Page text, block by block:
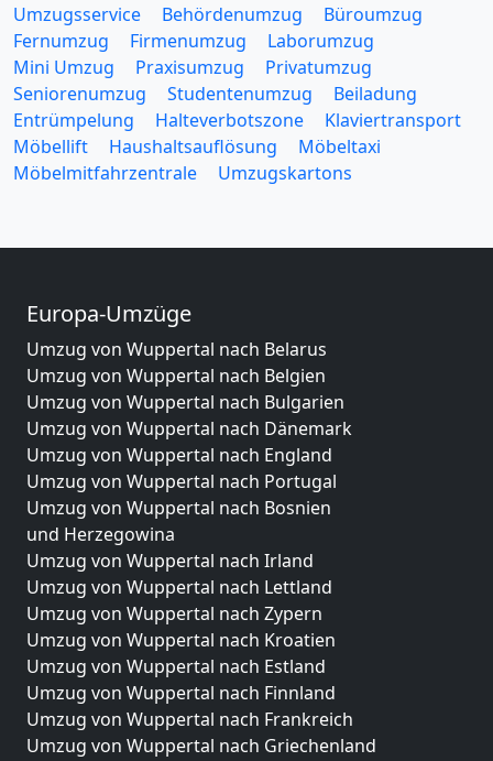
Umzugsservice Behördenumzug
Büroumzug
Fernumzug
Firmenumzug
Laborumzug
Mini Umzug
Praxisumzug
Privatumzug
Seniorenumzug
Studentenumzug
Beiladung
Entrümpelung
Halteverbotszone
Klaviertransport
Möbellift
Haushaltsauflösung
Möbeltaxi
Möbelmitfahrzentrale
Umzugskartons
Europa-Umzüge
Umzug von Wuppertal nach Belarus
Umzug von Wuppertal nach Belgien
Umzug von Wuppertal nach Bulgarien
Umzug von Wuppertal nach Dänemark
Umzug von Wuppertal nach England
Umzug von Wuppertal nach Portugal
Umzug von Wuppertal nach Bosnien
und Herzegowina
Umzug von Wuppertal nach Irland
Umzug von Wuppertal nach Lettland
Umzug von Wuppertal nach Zypern
Umzug von Wuppertal nach Kroatien
Umzug von Wuppertal nach Estland
Umzug von Wuppertal nach Finnland
Umzug von Wuppertal nach Frankreich
Umzug von Wuppertal nach Griechenland